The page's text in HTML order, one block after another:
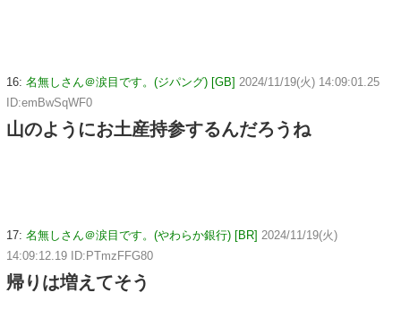
16: 名無しさん＠涙目です。(ジパング) [GB] 2024/11/19(火) 14:09:01.25
ID:emBwSqWF0
山のようにお土産持参するんだろうね
17: 名無しさん＠涙目です。(やわらか銀行) [BR] 2024/11/19(火)
14:09:12.19 ID:PTmzFFG80
帰りは増えてそう